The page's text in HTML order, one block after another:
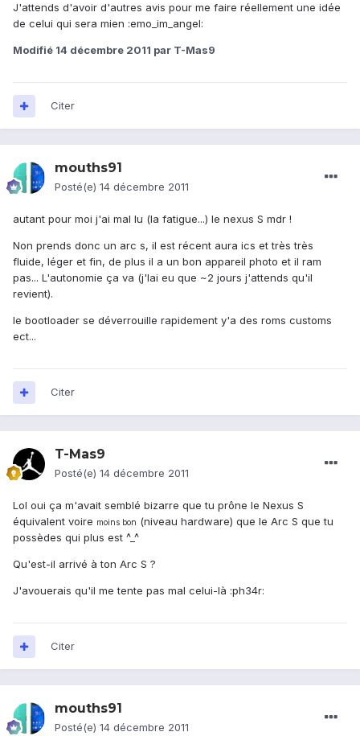
J'attends d'avoir d'autres avis pour me faire réellement une idée
de celui qui sera mien :emo_im_angel:
Modifié 14 décembre 2011 par T-Mas9
Citer
mouths91
Posté(e) 14 décembre 2011
autant pour moi j'ai mal lu (la fatigue...) le nexus S mdr !
Non prends donc un arc s, il est récent aura ics et très très
fluide, léger et fin, de plus il a un bon appareil photo et il ram
pas... L'autonomie ça va (j'lai eu que ~2 jours j'attends qu'il
revient).
le bootloader se déverrouille rapidement y'a des roms customs
ect...
Citer
T-Mas9
Posté(e) 14 décembre 2011
Lol oui ça m'avait semblé bizarre que tu prône le Nexus S
équivalent voire moins bon (niveau hardware) que le Arc S que tu
possèdes qui plus est ^_^
Qu'est-il arrivé à ton Arc S ?
J'avouerais qu'il me tente pas mal celui-là :ph34r:
Citer
mouths91
Posté(e) 14 décembre 2011